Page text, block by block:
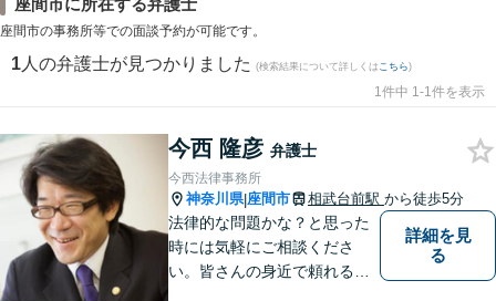
座間市に所在する弁護士
座間市の事務所等での面談予約が可能です。
1 人の弁護士が見つかりました (検索結果について詳しくは こちら)
1件中 1-1件を表示
今西 隆彦 弁護士
今西法律事務所
神奈川県|座間市 相武台前駅 から徒歩5分
法律的な問題かな？と思った
時には気軽にご相談くださ
い。皆さんの身近で頼れる弁
詳細を見
る